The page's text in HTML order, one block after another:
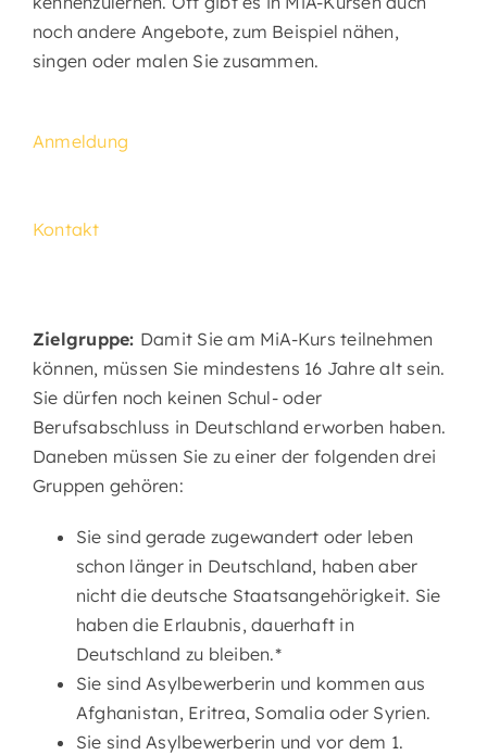
noch andere Angebote, zum Beispiel nähen,
singen oder malen Sie zusammen.
Anmeldung
Kontakt
Zielgruppe: Damit Sie am MiA-Kurs teilnehmen
können, müssen Sie mindestens 16 Jahre alt sein.
Sie dürfen noch keinen Schul- oder
Berufsabschluss in Deutschland erworben haben.
Daneben müssen Sie zu einer der folgenden drei
Gruppen gehören:
Sie sind gerade zugewandert oder leben
schon länger in Deutschland, haben aber
nicht die deutsche Staatsangehörigkeit. Sie
haben die Erlaubnis, dauerhaft in
Deutschland zu bleiben.*
Sie sind Asylbewerberin und kommen aus
Afghanistan, Eritrea, Somalia oder Syrien.
Sie sind Asylbewerberin und vor dem 1.